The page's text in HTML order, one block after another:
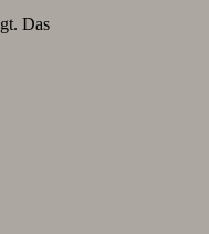
Das